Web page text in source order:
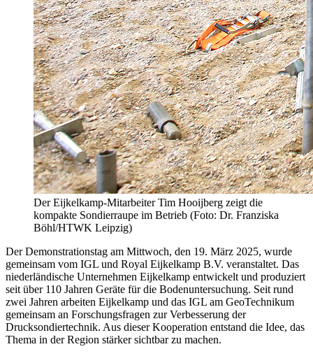
Der Eijkelkamp-Mitarbeiter Tim Hooijberg zeigt die
kompakte Sondierraupe im Betrieb (Foto: Dr. Franziska
Böhl/HTWK Leipzig)
Der Demonstrationstag am Mittwoch, den 19. März 2025, wurde
gemeinsam vom IGL und Royal Eijkelkamp B.V. veranstaltet. Das
niederländische Unternehmen Eijkelkamp entwickelt und produziert
seit über 110 Jahren Geräte für die Bodenuntersuchung. Seit rund
zwei Jahren arbeiten Eijkelkamp und das IGL am GeoTechnikum
gemeinsam an Forschungsfragen zur Verbesserung der
Drucksondiertechnik. Aus dieser Kooperation entstand die Idee, das
Thema in der Region stärker sichtbar zu machen.